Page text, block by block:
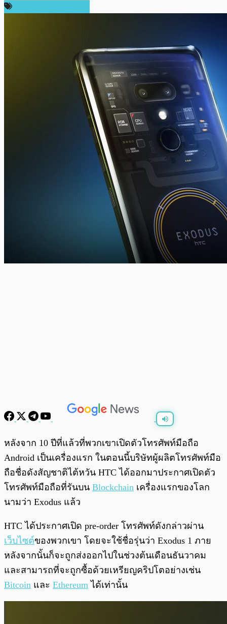
พร้อมเล่น 0:00 /0:00
หลังจาก 10 ปีที่แล้วที่พวกเขาเปิดตัวโทรศัพท์มือถือ
Android เป็นเครื่องแรก ในตอนนี้บริษัทผู้ผลิตโทรศัพท์มือ
ถือชื่อดังสัญชาติไต้หวัน HTC ได้ออกมาประกาศเปิดตัว
โทรศัพท์มือถือที่รันบน Blockchain เครื่องแรกของโลก
นามว่า Exodus แล้ว
HTC ได้ประกาศเปิด pre-order โทรศัพท์ดังกล่าวผ่าน
เว็บไซต์ของพวกเขา โดยจะใช้ชื่อรุ่นว่า Exodus 1 ภาย
หลังจากนั้นก็จะถูกส่งออกไปในช่วงต้นเดือนธันวาคม
และสามารถที่จะถูกซื้อด้วยเหรียญคริปโตอย่างเช่น
Bitcoin และ Ethereum ได้เท่านั้น